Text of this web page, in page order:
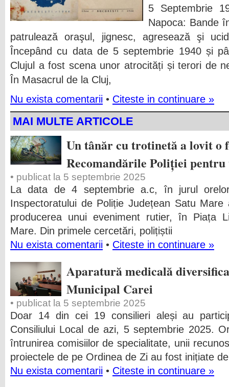
5 Septembrie
Napoca: Bande
patrulează oraşul, jignesc, agresează şi
Începând cu data de 5 septembrie 1940 și
Clujul a fost scena unor atrocități și terori de
În Masacrul de la Cluj,
Nu exista comentarii • Citeste in continuare »
MAI MULTE ARTICOLE
Un tânăr cu trotinetă a lovit o
Recomandările Poliției
• publicat la 5 septembrie 2025
La data de 4 septembrie a.c, în jurul
Inspectoratului de Poliție Județean Satu
producerea unui eveniment rutier, în Piața
Mare. Din primele cercetări, polițiștii
Nu exista comentarii • Citeste in continuare »
Aparatură medicală
Municipal Carei
• publicat la 5 septembrie 2025
Doar 14 din cei 19 consilieri aleși au
Consiliului Local de azi, 5 septembrie 2025.
întrunirea comisiilor de specialitate, unii
proiectele de pe Ordinea de Zi au fost inițiate
Nu exista comentarii • Citeste in continuare »